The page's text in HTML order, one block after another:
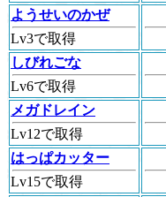
ようせいのかぜ
Lv3で取得
しびれごな
Lv6で取得
メガドレイン
Lv12で取得
はっぱカッター
Lv15で取得